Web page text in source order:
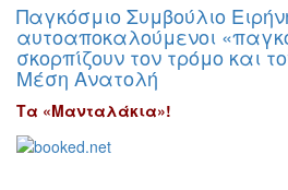
Παγκόσμιο Συμβούλιο
αυτοαποκαλούμενοι
σκορπίζουν τον τρόμο και
Μέση Ανατολή
Τα «Μανταλάκια»!